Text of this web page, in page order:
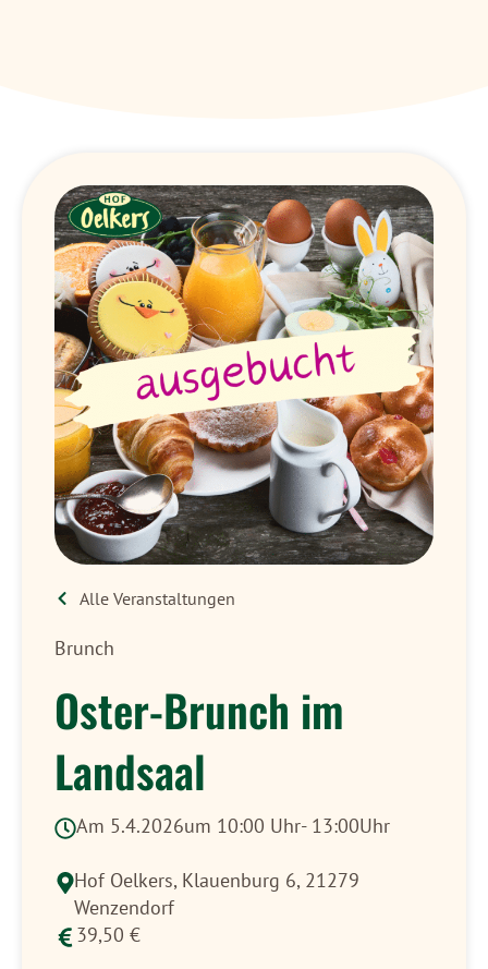
Alle Veranstaltungen
Brunch
Oster-Brunch im
Landsaal
Am 5.4.2026um 10:00 Uhr- 13:00Uhr
Hof Oelkers, Klauenburg 6, 21279
Wenzendorf
39,50 €